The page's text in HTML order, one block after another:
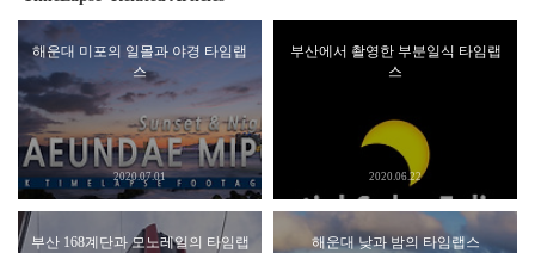
해운대 미포의 일몰과 야경 타임랩
스
2020.07.01
부산에서 촬영한 부분일식 타임랩
스
2020.06.22
부산 168계단과 모노레일의 타임랩
해운대 낮과 밤의 타임랩스